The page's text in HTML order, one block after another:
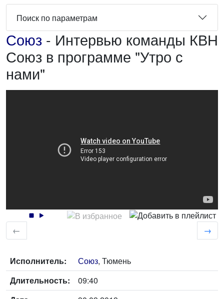
Поиск по параметрам
Союз - Интервью команды КВН
Союз в программе "Утро с
нами"
← →
Исполнитель: Союз, Тюмень
Длительность:
09:40